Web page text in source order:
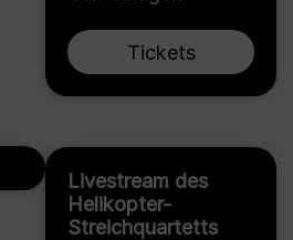
Tickets
Livestream des
Helikopter-
Streichquartetts